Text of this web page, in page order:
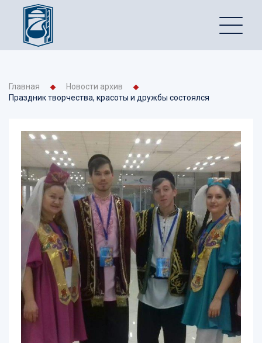
Главная
Новости архив
Праздник творчества, красоты и дружбы состоялся